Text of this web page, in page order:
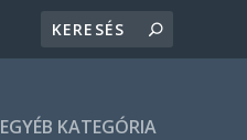
EGYÉB KATEGÓRIA